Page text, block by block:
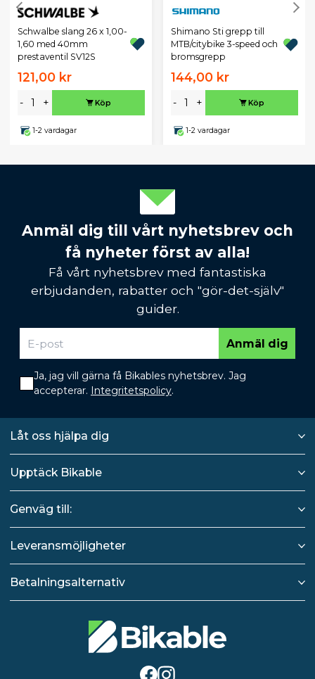
Schwalbe slang 26 x 1,00-
1,60 med 40mm
prestaventil SV12S
121,00 kr
- + Köp
1-2 vardagar
Shimano Sti grepp till
MTB/citybike 3-speed och
bromsgrepp
144,00 kr
- + Köp
1-2 vardagar
Anmäl dig till vårt nyhetsbrev och
få nyheter först av alla!
Få vårt nyhetsbrev med fantastiska
erbjudanden, rabatter och "gör-det-själv"
guider.
Anmäl dig
Ja, jag vill gärna få Bikables nyhetsbrev. Jag
accepterar. Integritetspolicy.
Låt oss hjälpa dig
Upptäck Bikable
Genväg till:
Leveransmöjligheter
Betalningsalternativ